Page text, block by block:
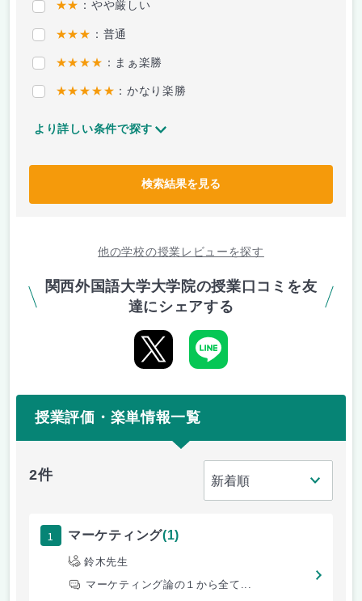
★★ ：やや厳しい
★★★ ：普通
★★★★ ：まぁ楽勝
★★★★★ ：かなり楽勝
より詳しい条件で探す
検索結果を見る
他の学校の授業レビューを探す
関西外国語大学大学院の授業口コミを友
達にシェアする
授業評価・楽単情報一覧
2件
1 マーケティング(1)
鈴木先生
マーケティング論の１から全て...